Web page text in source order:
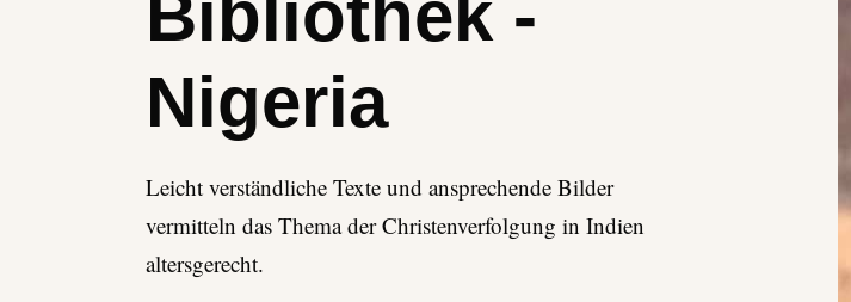
Bibliothek -
Nigeria
Leicht verständliche Texte und ansprechende Bilder
vermitteln das Thema der Christenverfolgung in Indien
altersgerecht.